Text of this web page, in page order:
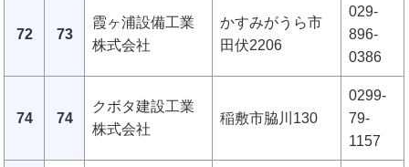
72 73
霞ヶ浦設備工業
株式会社
かすみがうら市
田伏2206
029-
896-
0386
74 74
クボタ建設工業
株式会社
稲敷市脇川130
0299-
79-
1157